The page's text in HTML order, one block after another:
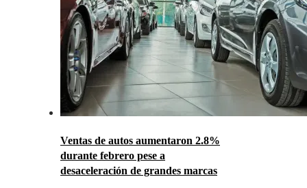
Ventas de autos aumentaron 2.8%
durante febrero pese a
desaceleración de grandes marcas